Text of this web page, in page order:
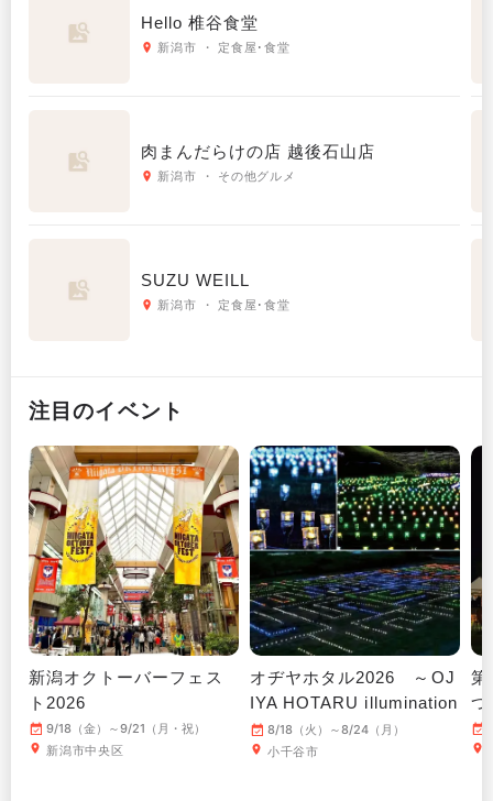
Hello 椎谷食堂
新潟市 ・ 定食屋･食堂
肉まんだらけの店 越後石山店
新潟市 ・ その他グルメ
SUZU WEILL
新潟市 ・ 定食屋･食堂
注目のイベント
新潟オクトーバーフェス
ト2026
9/18（金）～9/21（月・祝）
新潟市中央区
オヂヤホタル2026 ～OJ
IYA HOTARU illumination
～ 8/18（火）～8/24（月）
小千谷市
第
つ